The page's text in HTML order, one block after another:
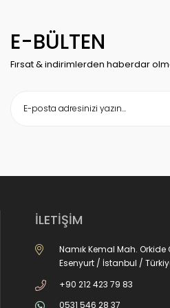
E-BÜLTEN
Fırsat & indirimlerden haberdar
İLETİŞİM
Namık Kemal Mah. Orkide
Esenyurt / İstanbul /
+90 212 423 79 83
0531 546 28 37